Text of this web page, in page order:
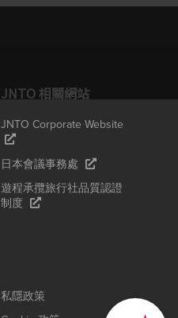
JNTO 相關網站
JNTO Corporate Website
日本會議事務處
遊程承攬旅行社品質認證
制度
私隱政策